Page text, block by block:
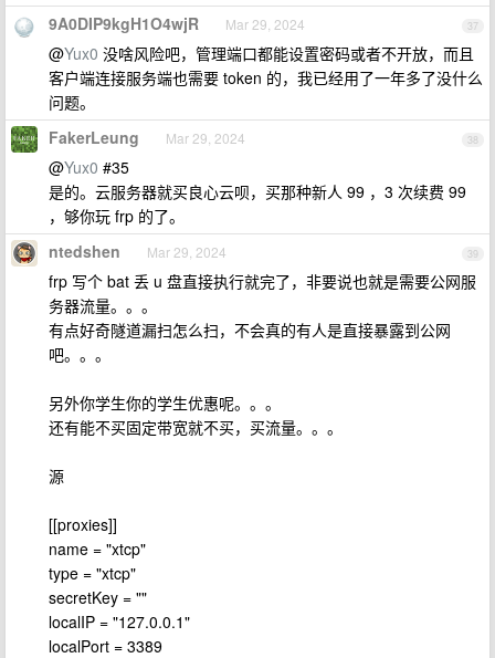
37
9A0DIP9kgH1O4wjR Mar 29, 2024
@Yux0 没啥风险吧，管理端口都能设置密码或者不开放，而且
客户端连接服务端也需要 token 的，我已经用了一年多了没什么
问题。
38
FakerLeung Mar 29, 2024
@Yux0 #35
是的。云服务器就买良心云呗，买那种新人 99 ，3 次续费 99
，够你玩 frp 的了。
39
ntedshen Mar 29, 2024
frp 写个 bat 丢 u 盘直接执行就完了，非要说也就是需要公网服
务器流量。。。
有点好奇隧道漏扫怎么扫，不会真的有人是直接暴露到公网
吧。。。
另外你学生你的学生优惠呢。。。
还有能不买固定带宽就不买，买流量。。。
源
[[proxies]]
name = "xtcp"
type = "xtcp"
secretKey = ""
localIP = "127.0.0.1"
localPort = 3389